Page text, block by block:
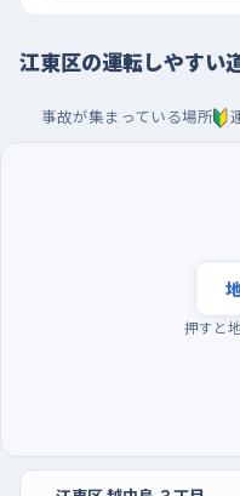
見通しがよいぶん速度が乗
やすい場所なので、道なり
練習の時間帯は、朝の通
が一番です。同じ道でも、
て、車線変更や右折の待ち
江東区の運転しやすい
事故が集まっている場所
押すと